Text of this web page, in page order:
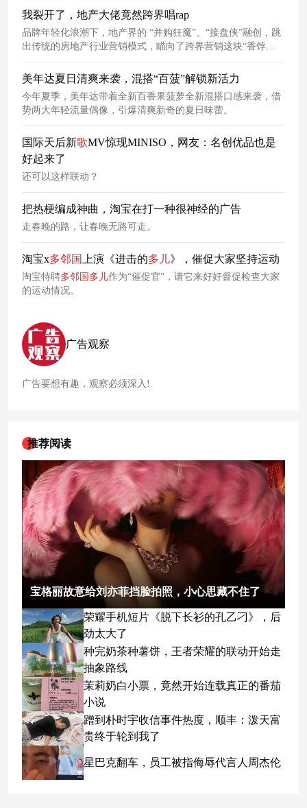
我裂开了，地产大佬竟然跨界唱rap
品牌年轻化浪潮下，地产界的 “并购狂魔”、“接盘侠”融创，跳
出传统的房地产行业营销模式，瞄向了跨界营销这块“香饽
饽”。
美年达夏日清爽来袭，混搭“百菠”解锁新活力
今年夏季，美年达带着全新百香果菠萝全新混搭口感来袭，借
势两大年轻流量偶像，引爆清爽新奇的夏日味蕾。
国际天后新歌MV惊现MINISO，网友：名创优品也是
好起来了
还可以这样联动？
把热梗编成神曲，淘宝在打一种很神经的广告
走春晚的路，让春晚无路可走。
淘宝x多邻国 上演《进击的多 儿》，催促大家坚持运动
淘宝特聘多邻国 多 儿作为“催促官”，请它来好好督促检查大家
的运动情况。
广告观察
广告要想有趣，观察必须深入!
推荐阅读
宝格丽故意给刘亦菲挡脸拍照，小心思藏不住了
荣耀手机短片《脱下长衫的孔乙刁》，后
劲太大了
种完奶茶种薯饼，王者荣耀的联动开始走
抽象路线
茉莉奶白小票，竟然开始连载真正的番茄
小说
蹭到朴时宇收信事件热度，顺丰：泼天富
贵终于轮到我了
星巴克翻车，员工被指侮辱代言人周杰伦